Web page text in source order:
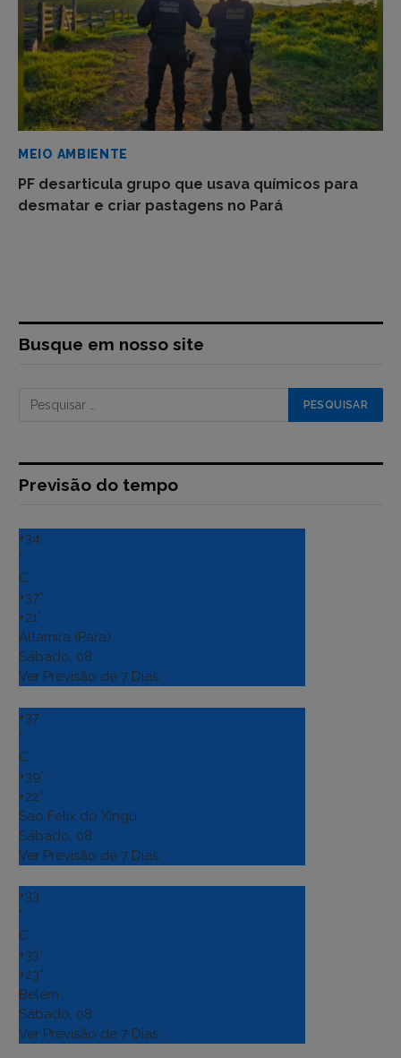
MEIO AMBIENTE
PF desarticula grupo que usava químicos para
desmatar e criar pastagens no Pará
Busque em nosso site
Previsão do tempo
+34
°
C
+37°
+21°
Altamira (Para)
Sábado, 08
Ver Previsão de 7 Dias
+37
°
C
+39°
+22°
Sao Felix do Xingu
Sábado, 08
Ver Previsão de 7 Dias
+33
°
C
+33°
+23°
Belém
Sábado, 08
Ver Previsão de 7 Dias